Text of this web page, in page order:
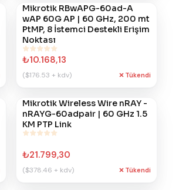
723
Mikrotik RBwAPG-60ad-A
wAP 60G AP | 60 GHz, 200 mt
PtMP, 8 İstemci Destekli Erişim
Noktası
₺10.168,13
($176.53 + kdv) Tükendi
718
Mikrotik Wireless Wire nRAY -
nRAYG-60adpair | 60 GHz 1.5
KM PTP Link
₺21.799,30
($378.46 + kdv) Tükendi